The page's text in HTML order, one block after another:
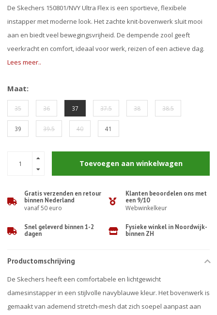
De Skechers 150801/NVY Ultra Flex is een sportieve, flexibele
instapper met moderne look. Het zachte knit-bovenwerk sluit mooi
aan en biedt veel bewegingsvrijheid. De dempende zool geeft
veerkracht en comfort, ideaal voor werk, reizen of een actieve dag.
Lees meer..
Maat:
35 36 37 37.5 38 38.5
39 39.5 40 41
Toevoegen aan winkelwagen
Gratis verzenden en retour
binnen Nederland
vanaf 50 euro
Klanten beoordelen ons met
een 9/10
Webwinkelkeur
Snel geleverd binnen 1-2
dagen
Fysieke winkel in Noordwijk-
binnen ZH
Productomschrijving
De Skechers heeft een comfortabele en lichtgewicht
damesinstapper in een stijlvolle navyblauwe kleur. Het bovenwerk is
gemaakt van ademend stretch-mesh dat zich soepel aanpast aan